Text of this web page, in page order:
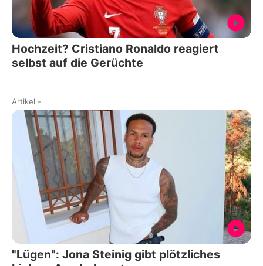
Hochzeit? Cristiano Ronaldo reagiert
selbst auf die Gerüchte
Artikel -
"Lügen": Jona Steinig gibt plötzliches